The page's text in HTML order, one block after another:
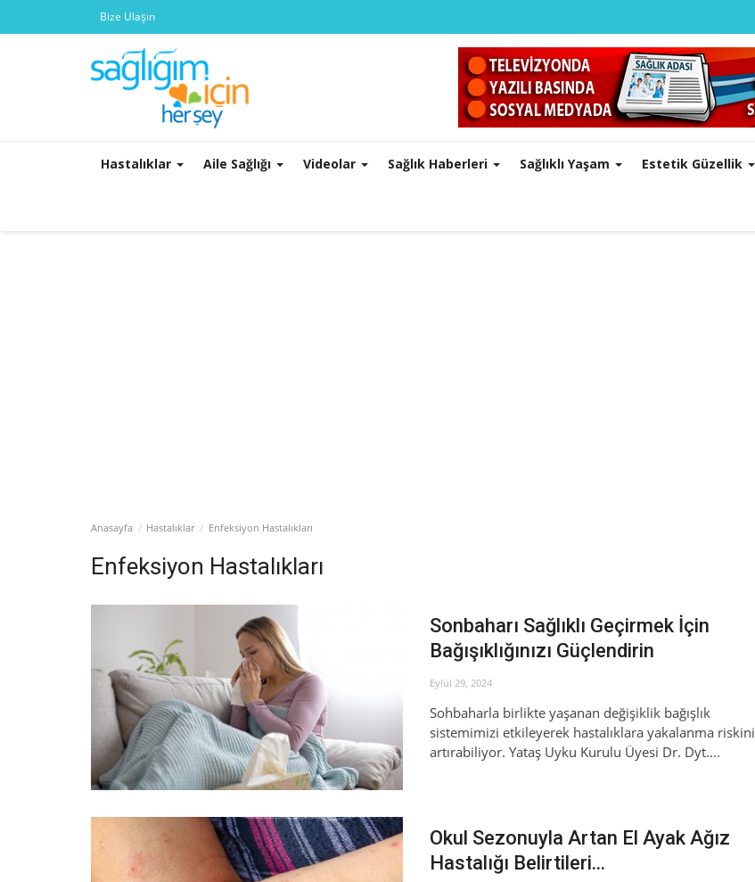
Bize Ulaşın
Hastalıklar Aile Sağlığı Videolar Sağlık Haberleri Sağlıklı Yaşam Estetik Güzellik
Anasayfa Hastalıklar Enfeksiyon Hastalıkları
Enfeksiyon Hastalıkları
Sonbaharı Sağlıklı Geçirmek İçin
Bağışıklığınızı Güçlendirin
Eylül 29, 2024
Sohbaharla birlikte yaşanan değişiklik bağışlık
sistemimizi etkileyerek hastalıklara yakalanma riskini
artırabiliyor. Yataş Uyku Kurulu Üyesi Dr. Dyt....
Okul Sezonuyla Artan El Ayak Ağız
Hastalığı Belirtileri...